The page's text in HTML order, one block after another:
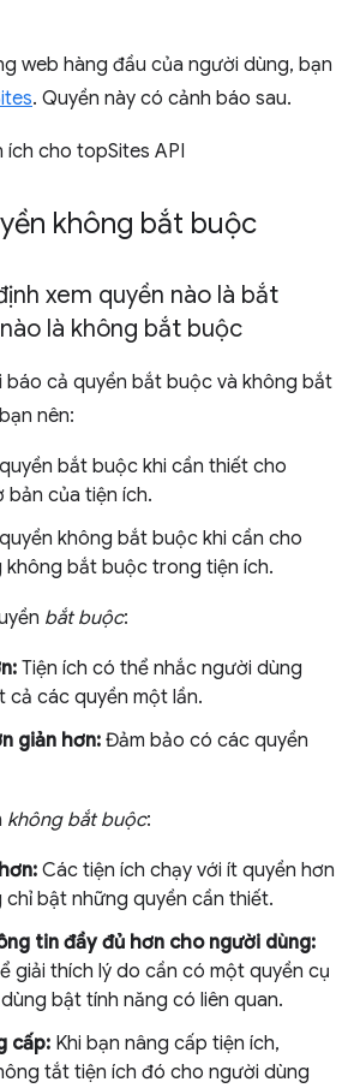
web hàng đầu của người dùng, bạn
. Quyền này có cảnh báo sau.
không bắt buộc
xem quyền nào là bắt
là không bắt buộc
báo cả quyền bắt buộc và không bắt
nên:
bắt buộc khi cần thiết cho
bản của tiện ích.
không bắt buộc khi cần cho
không bắt buộc trong tiện ích.
bắt buộc:
Tiện ích có thể nhắc người dùng
cả các quyền một lần.
giản hơn: Đảm bảo có các quyền
không bắt buộc:
Các tiện ích chạy với ít quyền hơn
chỉ bật những quyền cần thiết.
tin đầy đủ hơn cho người dùng:
giải thích lý do cần có một quyền cụ
bật tính năng có liên quan.
cấp: Khi bạn nâng cấp tiện ích,
tắt tiện ích đó cho người dùng